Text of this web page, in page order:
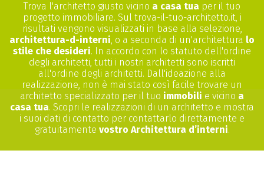
Trova l'architetto giusto vicino a casa tua per il tuo
progetto immobiliare. Sul trova-il-tuo-architetto.it, i
risultati vengono visualizzati in base alla selezione,
architettura-d-interni, o a seconda di un'architettura lo
stile che desideri. In accordo con lo statuto dell'ordine
degli architetti, tutti i nostri architetti sono iscritti
all'ordine degli architetti. Dall'ideazione alla
realizzazione, non è mai stato così facile trovare un
architetto specializzato per il tuo immobili e vicino a
casa tua. Scopri le realizzazioni di un architetto e mostra
i suoi dati di contatto per contattarlo direttamente e
gratuitamente vostro Architettura d’interni.